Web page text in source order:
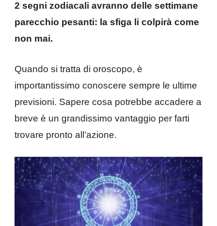
2 segni zodiacali avranno delle settimane
parecchio pesanti: la sfiga li colpirà come
non mai.
Quando si tratta di oroscopo, è
importantissimo conoscere sempre le ultime
previsioni. Sapere cosa potrebbe accadere a
breve è un grandissimo vantaggio per farti
trovare pronto all’azione.